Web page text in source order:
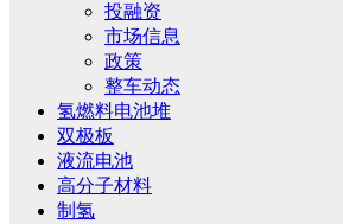
投融资
市场信息
政策
整车动态
氢燃料电池堆
双极板
液流电池
高分子材料
制氢